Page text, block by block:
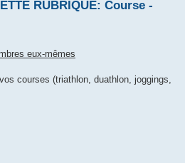
RUBRIQUE: Course -
eux-mêmes
courses (triathlon, duathlon, joggings,